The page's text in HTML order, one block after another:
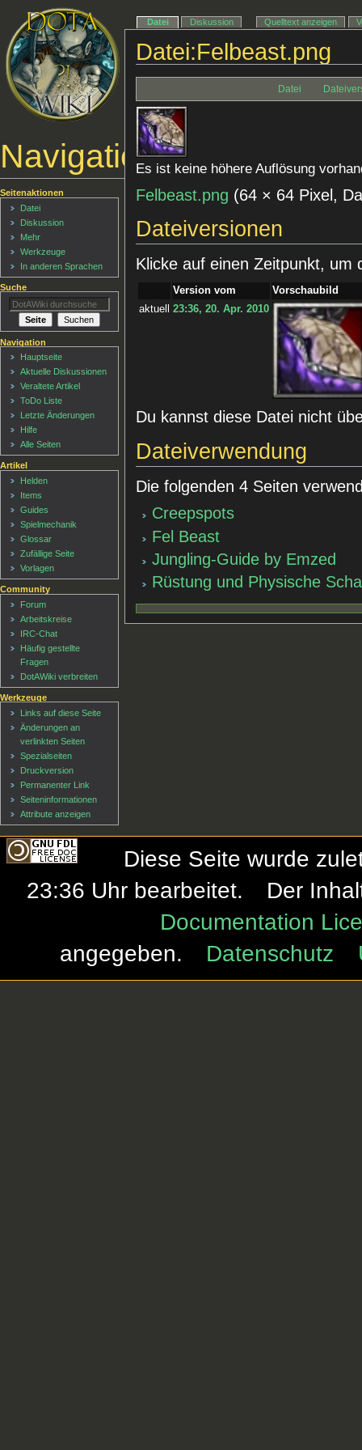
Datei:Felbeast.png
Datei
Es ist keine höhere Auflösung
Felbeast.png (64 × 64 Pixel,
Dateiversionen
Klicke auf einen Zeitpunkt, um
Version vom
Vorschaubild
aktuell
23:36, 20. Apr. 2010
Du kannst diese Datei nicht
Dateiverwendung
Die folgenden 4 Seiten
Creepspots
Fel Beast
Jungling-Guide by Emzed
Rüstung und Physische
Navigationsmenü
Datei Diskussion Quelltext anzeigen
Seitenaktionen
Datei
Diskussion
Mehr
Werkzeuge
In anderen Sprachen
Suche
Navigation
Hauptseite
Aktuelle Diskussionen
Veraltete Artikel
ToDo Liste
Letzte Änderungen
Hilfe
Alle Seiten
Artikel
Helden
Items
Guides
Spielmechanik
Glossar
Zufällige Seite
Vorlagen
Community
Forum
Arbeitskreise
IRC-Chat
Häufig gestellte
Fragen
DotAWiki verbreiten
Werkzeuge
Links auf diese Seite
Änderungen an
verlinkten Seiten
Spezialseiten
Druckversion
Permanenter Link
Seiten­informationen
Attribute anzeigen
Diese Seite wurde
23:36 Uhr bearbeitet.
Der
Documentation
angegeben.
Datenschutz